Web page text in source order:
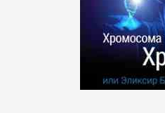
Криминальные